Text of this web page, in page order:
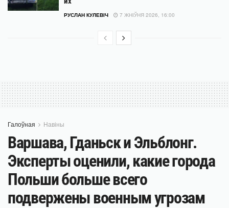
РУСЛАН КУЛЕВІЧ 7 ЖНІЎНЯ 2026, 16:00
Галоўная Навіны
Варшава, Гданьск и Эльблонг.
Эксперты оценили, какие города
Польши больше всего
подвержены военным угрозам